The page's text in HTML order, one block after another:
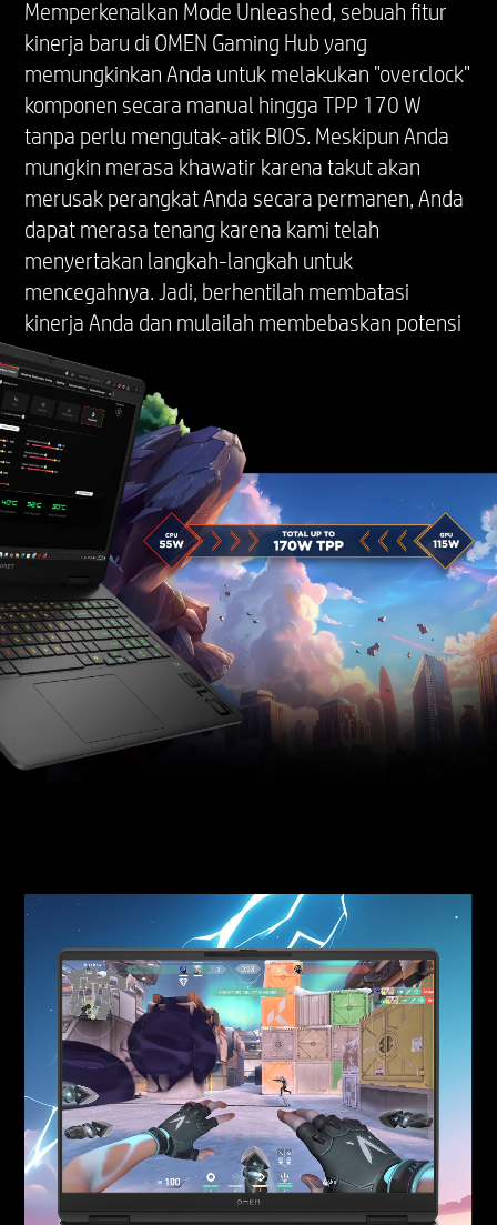
Memperkenalkan Mode Unleashed, sebuah fitur
kinerja baru di OMEN Gaming Hub yang
memungkinkan Anda untuk melakukan "overclock"
komponen secara manual hingga TPP 170 W
tanpa perlu mengutak-atik BIOS. Meskipun Anda
mungkin merasa khawatir karena takut akan
merusak perangkat Anda secara permanen, Anda
dapat merasa tenang karena kami telah
menyertakan langkah-langkah untuk
mencegahnya. Jadi, berhentilah membatasi
kinerja Anda dan mulailah membebaskan potensi